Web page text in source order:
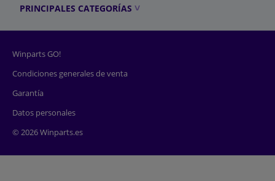
PRINCIPALES CATEGORÍAS
Winparts GO!
Condiciones generales de venta
Garantía
Datos personales
© 2026 Winparts.es